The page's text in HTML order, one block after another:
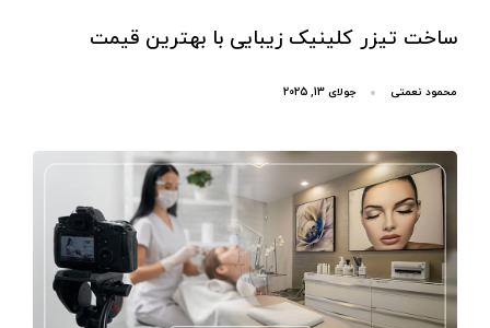
ساخت تیزر کلینیک زیبایی با بهترین قیمت
محمود نعمتی جولای 13, 2025